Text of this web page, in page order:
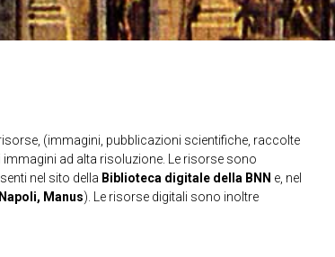
(immagini, pubblicazioni scientifiche, raccolte
ad alta risoluzione. Le risorse sono
nel sito della Biblioteca digitale della BNN e, nel
Manus). Le risorse digitali sono inoltre